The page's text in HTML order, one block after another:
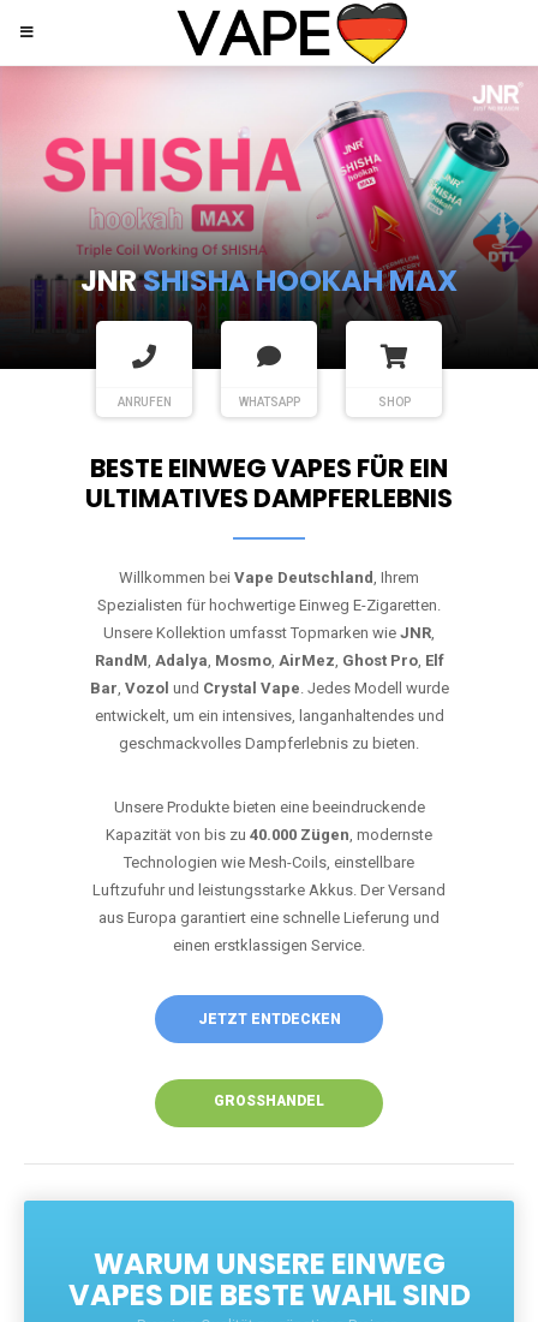
JNRSHISHA HOOKAH MAX
ANRUFEN WHATSAPP SHOP
BESTE EINWEG VAPES FÜR EIN
ULTIMATIVES DAMPFERLEBNIS
Willkommen bei Vape Deutschland, Ihrem
Spezialisten für hochwertige Einweg E-Zigaretten.
Unsere Kollektion umfasst Topmarken wie JNR,
RandM, Adalya, Mosmo, AirMez, Ghost Pro, Elf
Bar, Vozol und Crystal Vape. Jedes Modell wurde
entwickelt, um ein intensives, langanhaltendes und
geschmackvolles Dampferlebnis zu bieten.
Unsere Produkte bieten eine beeindruckende
Kapazität von bis zu 40.000 Zügen, modernste
Technologien wie Mesh-Coils, einstellbare
Luftzufuhr und leistungsstarke Akkus. Der Versand
aus Europa garantiert eine schnelle Lieferung und
einen erstklassigen Service.
JETZT ENTDECKEN
GROSSHANDEL
WARUM UNSERE EINWEG
VAPES DIE BESTE WAHL SIND